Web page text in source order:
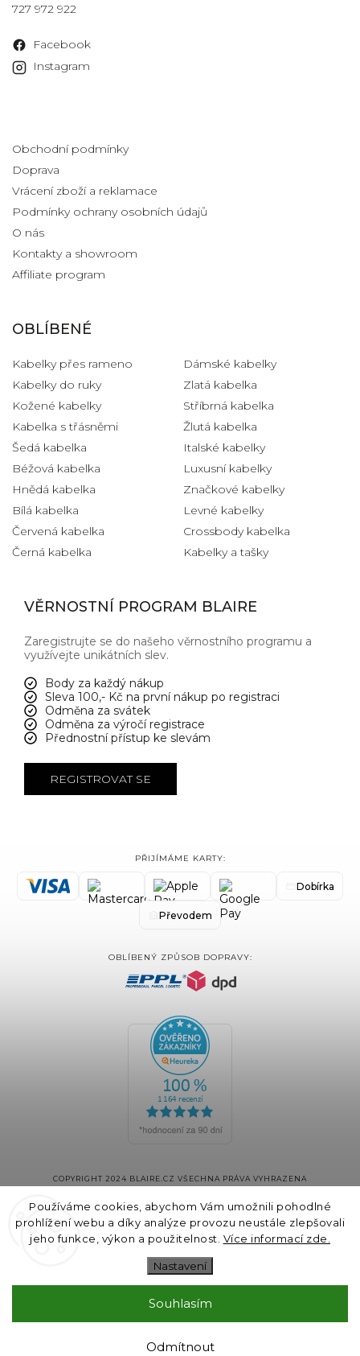
Používáme cookies, abychom Vám umožnili pohodlné
prohlížení webu a díky analýze provozu neustále zlepšovali
jeho funkce, výkon a použitelnost. Více informací zde.
Nastavení
Odmítnout
Souhlasím
727 972 922
Facebook
Instagram
Obchodní podmínky
Doprava
Vrácení zboží a reklamace
Podmínky ochrany osobních údajů
O nás
Kontakty a showroom
Affiliate program
OBLÍBENÉ
Kabelky přes rameno
Kabelky do ruky
Kožené kabelky
Kabelka s třásněmi
Šedá kabelka
Béžová kabelka
Hnědá kabelka
Bílá kabelka
Červená kabelka
Černá kabelka
Dámské kabelky
Zlatá kabelka
Stříbrná kabelka
Žlutá kabelka
Italské kabelky
Luxusní kabelky
Značkové kabelky
Levné kabelky
Crossbody kabelka
Kabelky a tašky
VĚRNOSTNÍ PROGRAM BLAIRE
Zaregistrujte se do našeho věrnostního programu a
využívejte unikátních slev.
Body za každý nákup
Sleva 100,- Kč na první nákup po registraci
Odměna za svátek
Odměna za výročí registrace
Přednostní přístup ke slevám
REGISTROVAT SE
PŘIJÍMÁME KARTY:
Dobírka
Převodem
OBLÍBENÝ ZPŮSOB DOPRAVY:
COPYRIGHT 2024 BLAIRE.CZ VŠECHNA PRÁVA VYHRAZENA
VYTVOŘIL SHOPTET & DESIGN A KÓDOVÁNÍGALANDR.COM